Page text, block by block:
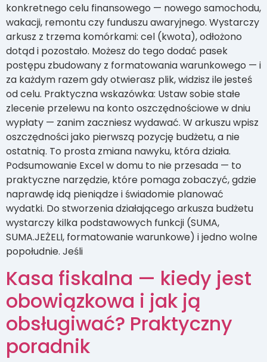
konkretnego celu finansowego — nowego samochodu,
wakacji, remontu czy funduszu awaryjnego. Wystarczy
arkusz z trzema komórkami: cel (kwota), odłożono
dotąd i pozostało. Możesz do tego dodać pasek
postępu zbudowany z formatowania warunkowego — i
za każdym razem gdy otwierasz plik, widzisz ile jesteś
od celu. Praktyczna wskazówka: Ustaw sobie stałe
zlecenie przelewu na konto oszczędnościowe w dniu
wypłaty — zanim zaczniesz wydawać. W arkuszu wpisz
oszczędności jako pierwszą pozycję budżetu, a nie
ostatnią. To prosta zmiana nawyku, która działa.
Podsumowanie Excel w domu to nie przesada — to
praktyczne narzędzie, które pomaga zobaczyć, gdzie
naprawdę idą pieniądze i świadomie planować
wydatki. Do stworzenia działającego arkusza budżetu
wystarczy kilka podstawowych funkcji (SUMA,
SUMA.JEŻELI, formatowanie warunkowe) i jedno wolne
popołudnie. Jeśli
Kasa fiskalna — kiedy jest
obowiązkowa i jak ją
obsługiwać? Praktyczny
poradnik